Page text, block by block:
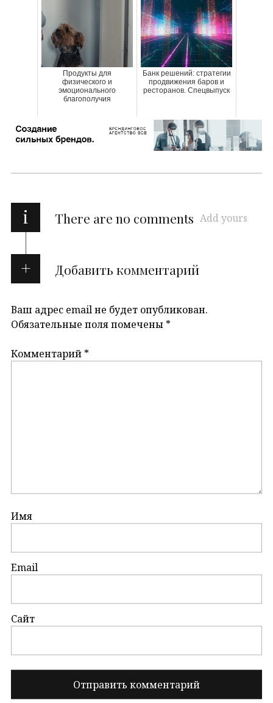
Продукты для
физического и
эмоционального
благополучия
Банк решений: стратегии
продвижения баров и
ресторанов. Спецвыпуск
i There are no comments Add yours
Добавить комментарий
Ваш адрес email не будет опубликован.
Обязательные поля помечены *
Комментарий *
Имя
Email
Сайт